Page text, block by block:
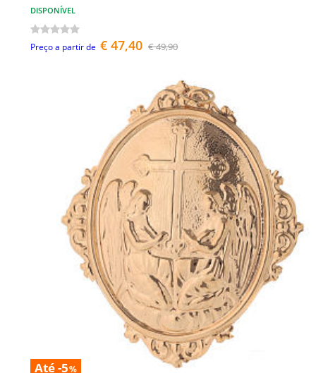
DISPONÍVEL
Preço a partir de € 47,40 € 49,90
Até -5%